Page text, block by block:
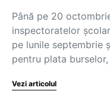
Până pe 20
inspectoratelor
pe lunile septembrie
pentru plata
Vezi articolul